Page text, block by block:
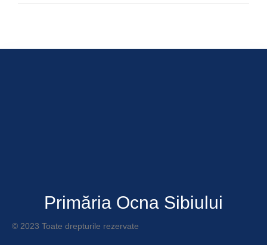
Primăria Ocna Sibiului
© 2023 Toate drepturile rezervate